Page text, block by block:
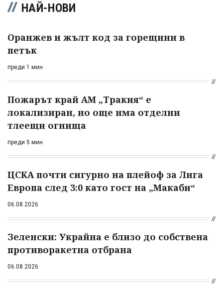
НАЙ-НОВИ
Оранжев и жълт код за горещини в
петък
преди 1 мин
Пожарът край АМ „Тракия“ е
локализиран, но още има отделни
тлеещи огнища
преди 5 мин
ЦСКА почти сигурно на плейоф за Лига
Европа след 3:0 като гост на „Макаби“
06.08.2026
Зеленски: Украйна е близо до собствена
противоракетна отбрана
06.08.2026